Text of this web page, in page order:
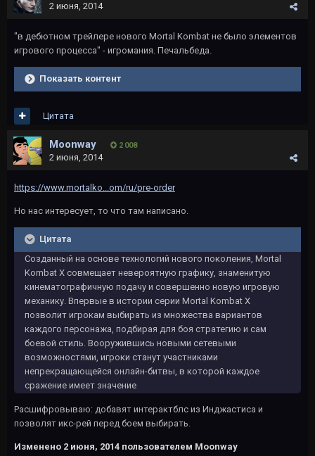
2 июня, 2014
"в дебютном трейлере нового Mortal Kombat не было элементов
игрового процесса" - игромания. Печальбеда.
Показать контент
Цитата
Moonway 2 008
2 июня, 2014
https://www.mortalko...om/ru/pre-order
Но нас интересует, то что там написано.
Цитата
Созданный на основе технологий нового поколения, Mortal
Kombat X совмещает невероятную графику, знаменитую
кинематографичную подачу и совершенно новую игровую
механику. Впервые в истории серии Mortal Kombat X
позволит игрокам выбирать из множества вариантов
каждого персонажа, подбирая для боя стратегию и сам
боевой стиль. Вооружившись новыми сетевыми
возможностями, игроки станут участниками
непрекращающейся онлайн-битвы, в которой каждое
сражение имеет значение.
Расшифровываю: добавят интерактблс из Инджастиса и
позволят икс-рей перед боем выбирать.
Изменено 2 июня, 2014 пользователем Moonway